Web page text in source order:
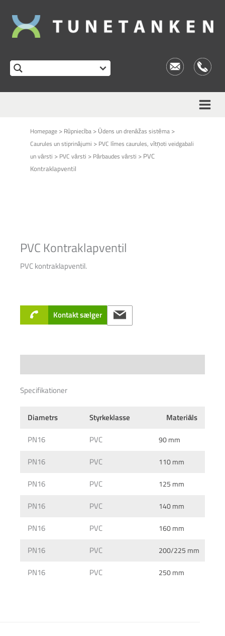
Homepage > Rūpniecība > Ūdens un drenāžas sistēma >
Caurules un stiprinājumi > PVC līmes caurules, vītņoti veidgabali
un vārsti > PVC vārsti > Pārbaudes vārsti > PVC
Kontraklapventil
PVC Kontraklapventil
PVC kontraklapventil.
Kontakt sælger
Specifikationer
Diametrs Styrkeklasse
Materiāls
PN16
PVC 90 mm
PN16 PVC 110 mm
PN16 PVC 125 mm
PN16 PVC 140 mm
PN16 PVC 160 mm
PN16 PVC 200/225 mm
PN16 PVC 250 mm
This form is temporarily unavailable.